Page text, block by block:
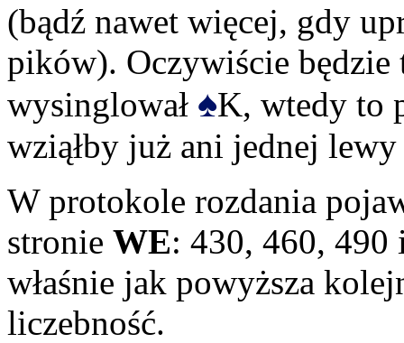
(bądź nawet więcej, gdy
pików). Oczywiście
wysinglował ♠K, wtedy to
wziąłby już ani jednej
W protokole rozdania
stronie WE: 430, 460,
właśnie jak powyższa
liczebność.